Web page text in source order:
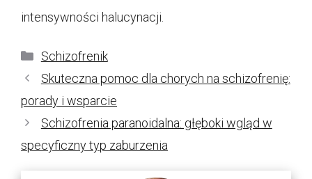
intensywności halucynacji.
Kategorie
Schizofrenik
Skuteczna pomoc dla chorych na schizofrenię:
porady i wsparcie
Schizofrenia paranoidalna: głęboki wgląd w
specyficzny typ zaburzenia